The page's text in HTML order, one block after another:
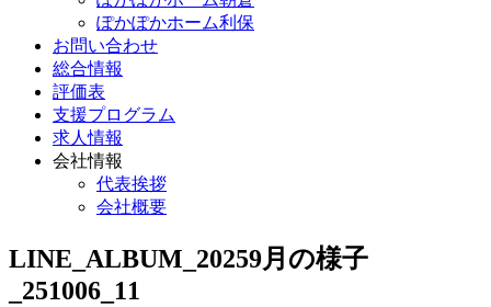
ぽかぽかホーム利保
お問い合わせ
総合情報
評価表
支援プログラム
求人情報
会社情報
代表挨拶
会社概要
LINE_ALBUM_20259月の様子
_251006_11